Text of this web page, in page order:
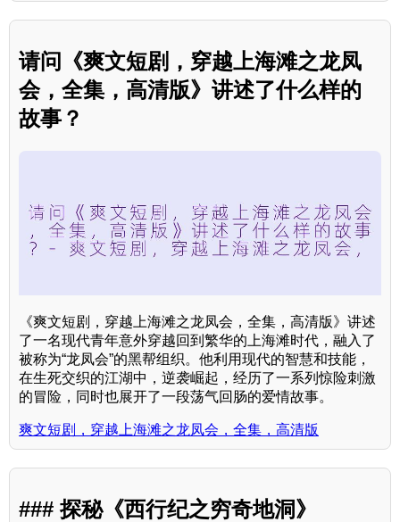
请问《爽文短剧，穿越上海滩之龙凤
会，全集，高清版》讲述了什么样的
故事？
《爽文短剧，穿越上海滩之龙凤会，全集，高清版》讲述
了一名现代青年意外穿越回到繁华的上海滩时代，融入了
被称为“龙凤会”的黑帮组织。他利用现代的智慧和技能，
在生死交织的江湖中，逆袭崛起，经历了一系列惊险刺激
的冒险，同时也展开了一段荡气回肠的爱情故事。
爽文短剧，穿越上海滩之龙凤会，全集，高清版
### 探秘《西行纪之穷奇地洞》